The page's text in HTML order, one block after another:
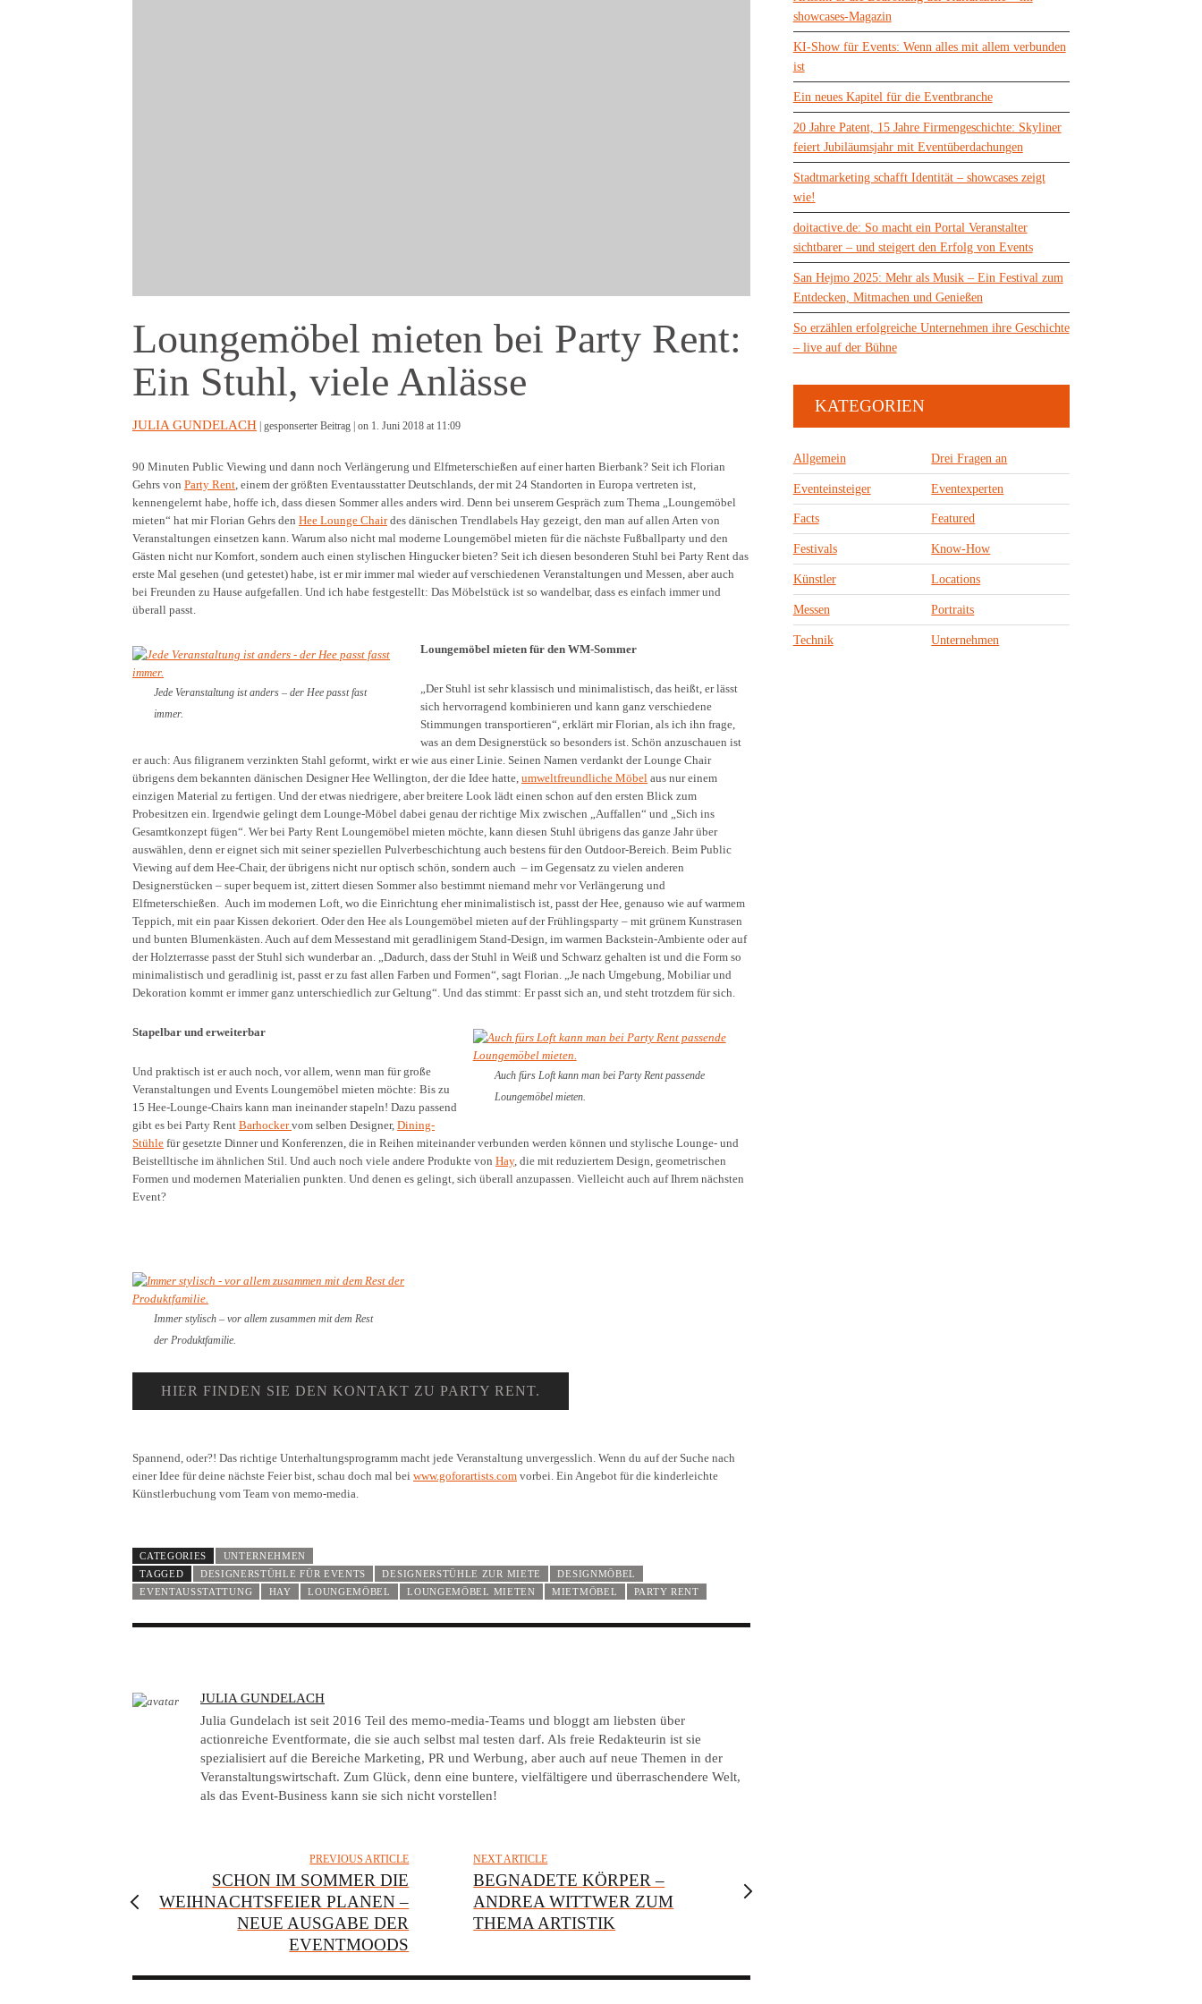
Loungemöbel mieten bei Party Rent:
Ein Stuhl, viele Anlässe
JULIA GUNDELACH | gesponserter Beitrag | on 1. Juni 2018 at 11:09
90 Minuten Public Viewing und dann noch Verlängerung und Elfmeterschießen auf einer harten Bierbank? Seit ich Florian
Gehrs von Party Rent , einem der größten Eventausstatter Deutschlands, der mit 24 Standorten in Europa vertreten ist,
kennengelernt habe, hoffe ich, dass diesen Sommer alles anders wird. Denn bei unserem Gespräch zum Thema „Loungemöbel
mieten“ hat mir Florian Gehrs den Hee Lounge Chairdes dänischen Trendlabels Hay gezeigt, den man auf allen Arten von
Veranstaltungen einsetzen kann. Warum also nicht mal moderne Loungemöbel mieten für die nächste Fußballparty und den
Gästen nicht nur Komfort, sondern auch einen stylischen Hingucker bieten? Seit ich diesen besonderen Stuhl bei Party Rent das
erste Mal gesehen (und getestet) habe, ist er mir immer mal wieder auf verschiedenen Veranstaltungen und Messen, aber auch
bei Freunden zu Hause aufgefallen. Und ich habe festgestellt: Das Möbelstück ist so wandelbar, dass es einfach immer und
überall passt.
Jede Veranstaltung ist anders – der Hee passt fast
immer.
Loungemöbel mieten für den WM-Sommer
„Der Stuhl ist sehr klassisch und minimalistisch, das heißt, er lässt
sich hervorragend kombinieren und kann ganz verschiedene
Stimmungen transportieren“, erklärt mir Florian, als ich ihn frage,
was an dem Designerstück so besonders ist. Schön anzuschauen ist
er auch: Aus filigranem verzinkten Stahl geformt, wirkt er wie aus einer Linie. Seinen Namen verdankt der Lounge Chair
übrigens dem bekannten dänischen Designer Hee Wellington, der die Idee hatte, umweltfreundliche Möbel aus nur einem
einzigen Material zu fertigen. Und der etwas niedrigere, aber breitere Look lädt einen schon auf den ersten Blick zum
Probesitzen ein. Irgendwie gelingt dem Lounge-Möbel dabei genau der richtige Mix zwischen „Auffallen“ und „Sich ins
Gesamtkonzept fügen“. Wer bei Party Rent Loungemöbel mieten möchte, kann diesen Stuhl übrigens das ganze Jahr über
auswählen, denn er eignet sich mit seiner speziellen Pulverbeschichtung auch bestens für den Outdoor-Bereich. Beim Public
Viewing auf dem Hee-Chair, der übrigens nicht nur optisch schön, sondern auch – im Gegensatz zu vielen anderen
Designerstücken – super bequem ist, zittert diesen Sommer also bestimmt niemand mehr vor Verlängerung und
Elfmeterschießen. Auch im modernen Loft, wo die Einrichtung eher minimalistisch ist, passt der Hee, genauso wie auf warmem
Teppich, mit ein paar Kissen dekoriert. Oder den Hee als Loungemöbel mieten auf der Frühlingsparty – mit grünem Kunstrasen
und bunten Blumenkästen. Auch auf dem Messestand mit geradlinigem Stand-Design, im warmen Backstein-Ambiente oder auf
der Holzterrasse passt der Stuhl sich wunderbar an. „Dadurch, dass der Stuhl in Weiß und Schwarz gehalten ist und die Form so
minimalistisch und geradlinig ist, passt er zu fast allen Farben und Formen“, sagt Florian. „Je nach Umgebung, Mobiliar und
Dekoration kommt er immer ganz unterschiedlich zur Geltung“. Und das stimmt: Er passt sich an, und steht trotzdem für sich.
Auch fürs Loft kann man bei Party Rent passende
Loungemöbel mieten.
Stapelbar und erweiterbar
Und praktisch ist er auch noch, vor allem, wenn man für große
Veranstaltungen und Events Loungemöbel mieten möchte: Bis zu
15 Hee-Lounge-Chairs kann man ineinander stapeln! Dazu passend
gibt es bei Party Rent Barhockervom selben Designer, Dining-
Stühle für gesetzte Dinner und Konferenzen, die in Reihen miteinander verbunden werden können und stylische Lounge- und
Beistelltische im ähnlichen Stil. Und auch noch viele andere Produkte von Hay, die mit reduziertem Design, geometrischen
Formen und modernen Materialien punkten. Und denen es gelingt, sich überall anzupassen. Vielleicht auch auf Ihrem nächsten
Event?
Immer stylisch – vor allem zusammen mit dem Rest
der Produktfamilie.
HIER FINDEN SIE DEN KONTAKT ZU PARTY RENT.
Spannend, oder?! Das richtige Unterhaltungsprogramm macht jede Veranstaltung unvergesslich. Wenn du auf der Suche nach
einer Idee für deine nächste Feier bist, schau doch mal bei www.goforartists.com vorbei. Ein Angebot für die kinderleichte
Künstlerbuchung vom Team von memo-media.
CATEGORIES
UNTERNEHMEN
TAGGED
DESIGNERSTÜHLE FÜR EVENTS DESIGNERSTÜHLE ZUR MIETE
DESIGNMÖBEL
EVENTAUSSTATTUNG
HAY LOUNGEMÖBEL LOUNGEMÖBEL MIETEN MIETMÖBEL PARTY RENT
A
U
T
H
O
R
JULIA GUNDELACH
Julia Gundelach ist seit 2016 Teil des memo-media-Teams und bloggt am liebsten über
actionreiche Eventformate, die sie auch selbst mal testen darf. Als freie Redakteurin ist sie
spezialisiert auf die Bereiche Marketing, PR und Werbung, aber auch auf neue Themen in der
Veranstaltungswirtschaft. Zum Glück, denn eine buntere, vielfältigere und überraschendere Welt,
als das Event-Business kann sie sich nicht vorstellen!
PREVIOUS ARTICLE
SCHON IM SOMMER DIE
WEIHNACHTSFEIER PLANEN –
NEUE AUSGABE DER
EVENTMOODS
NEXT ARTICLE
BEGNADETE KÖRPER –
ANDREA WITTWER ZUM
THEMA ARTISTIK
showcases-Magazin
KI-Show für Events: Wenn alles mit allem verbunden
ist
Ein neues Kapitel für die Eventbranche
20 Jahre Patent, 15 Jahre Firmengeschichte: Skyliner
feiert Jubiläumsjahr mit Eventüberdachungen
Stadtmarketing schafft Identität – showcases zeigt
wie!
doitactive.de: So macht ein Portal Veranstalter
sichtbarer – und steigert den Erfolg von Events
San Hejmo 2025: Mehr als Musik – Ein Festival zum
Entdecken, Mitmachen und Genießen
So erzählen erfolgreiche Unternehmen ihre Geschichte
– live auf der Bühne
KATEGORIEN
Allgemein Drei Fragen an
Eventeinsteiger Eventexperten
Facts Featured
Festivals Know-How
Künstler Locations
Messen Portraits
Technik Unternehmen